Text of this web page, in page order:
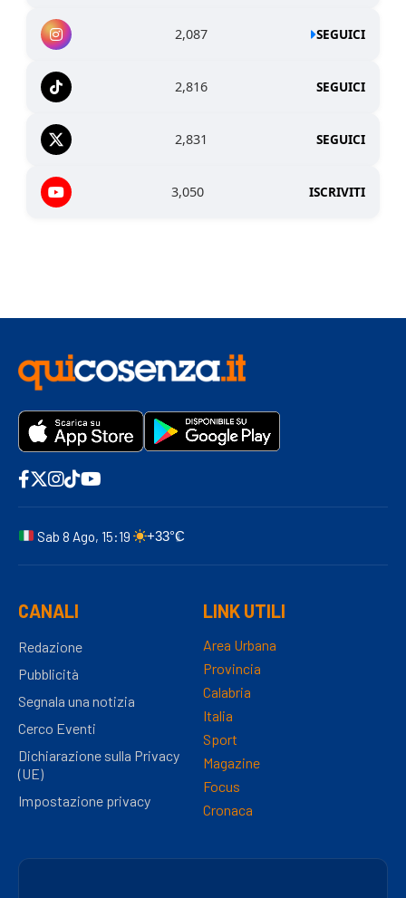
2,087 SEGUICI
2,816 SEGUICI
2,831 SEGUICI
3,050 ISCRIVITI
Sab 8 Ago, 15:19 +33°C
CANALI
Redazione
Pubblicità
Segnala una notizia
Cerco Eventi
Dichiarazione sulla Privacy
(UE)
Impostazione privacy
LINK UTILI
Area Urbana
Provincia
Calabria
Italia
Sport
Magazine
Focus
Cronaca